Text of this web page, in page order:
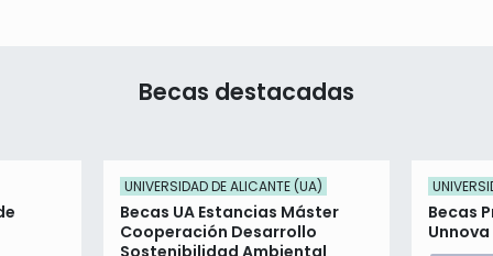
Becas destacadas
UNIVERSIDAD DE ALICANTE (UA)
Becas UA Estancias Máster
Cooperación Desarrollo
Becas